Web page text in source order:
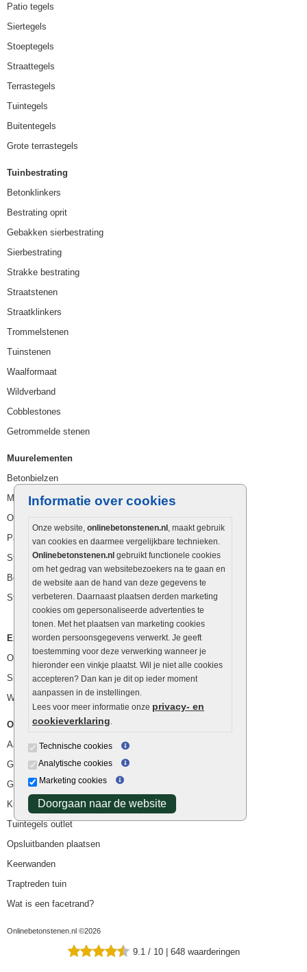
Informatie over cookies
Onze website, onlinebetonstenen.nl, maakt gebruik
van cookies en daarmee vergelijkbare technieken.
Onlinebetonstenen.nl gebruikt functionele cookies
om het gedrag van websitebezoekers na te gaan en
de website aan de hand van deze gegevens te
verbeteren. Daarnaast plaatsen derden marketing
cookies om gepersonaliseerde advertenties te
tonen. Met het plaatsen van marketing cookies
worden persoonsgegevens verwerkt. Je geeft
toestemming voor deze verwerking wanneer je
hieronder een vinkje plaatst. Wil je niet alle cookies
accepteren? Dan kan je dit op ieder moment
aanpassen in de instellingen.
Lees voor meer informatie onze privacy- en
cookieverklaring.
Technische cookies
Analytische cookies
Marketing cookies
Doorgaan naar de website
Patio tegels
Siertegels
Stoeptegels
Straattegels
Terrastegels
Tuintegels
Buitentegels
Grote terrastegels
Tuinbestrating
Betonklinkers
Bestrating oprit
Gebakken sierbestrating
Sierbestrating
Strakke bestrating
Straatstenen
Straatklinkers
Trommelstenen
Tuinstenen
Waalformaat
Wildverband
Cobblestones
Getrommelde stenen
Muurelementen
Betonbielzen
Muurstenen
Opsluitbanden
Palissaden
Stapelblokken
Betonblokken
Stapelstenen
Extra benodigdheden
Ophoogzand
Siergrind en siersplit
Waterafvoer
Overig
Aanbiedingen
Goedkope bestrating
Goedkope tuintegels
Kunstgras
Tuintegels outlet
Opsluitbanden plaatsen
Keerwanden
Traptreden tuin
Wat is een facetrand?
Onlinebetonstenen.nl ©2026
9.1 / 10 | 648 waarderingen